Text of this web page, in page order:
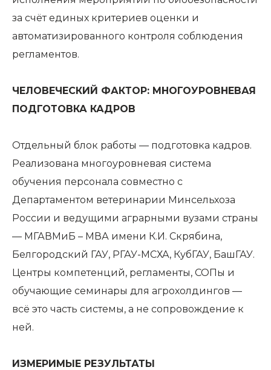
за счёт единых критериев оценки и
автоматизированного контроля соблюдения
регламентов.
ЧЕЛОВЕЧЕСКИЙ ФАКТОР: МНОГОУРОВНЕВАЯ
ПОДГОТОВКА КАДРОВ
Отдельный блок работы — подготовка кадров.
Реализована многоуровневая система
обучения персонала совместно с
Департаментом ветеринарии Минсельхоза
России и ведущими аграрными вузами страны
— МГАВМиБ – МВА имени К.И. Скрябина,
Белгородский ГАУ, РГАУ-МСХА, КубГАУ, БашГАУ.
Центры компетенций, регламенты, СОПы и
обучающие семинары для агрохолдингов —
всё это часть системы, а не сопровождение к
ней.
ИЗМЕРИМЫЕ РЕЗУЛЬТАТЫ